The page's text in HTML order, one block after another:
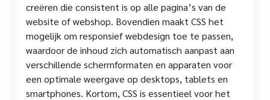
creëren die consistent is op alle pagina’s van de
website of webshop. Bovendien maakt CSS het
mogelijk om responsief webdesign toe te passen,
waardoor de inhoud zich automatisch aanpast aan
verschillende schermformaten en apparaten voor
een optimale weergave op desktops, tablets en
smartphones. Kortom, CSS is essentieel voor het